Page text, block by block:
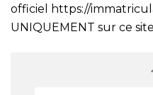
officiel
https://
UNIQUEMENT sur ce